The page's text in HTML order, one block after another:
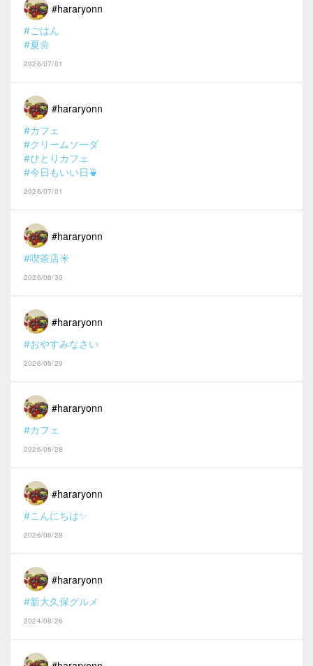
#hararyonn
#ごはん
#夏🌼
2026/07/01
#hararyonn
#カフェ
#クリームソーダ
#ひとりカフェ
#今日もいい日🍵
2026/07/01
#hararyonn
#喫茶店☀️
2026/06/30
#hararyonn
#おやすみなさい
2026/06/29
#hararyonn
#カフェ
2026/06/28
#hararyonn
#こんにちは✨
2026/06/28
#hararyonn
#新大久保グルメ
2024/08/26